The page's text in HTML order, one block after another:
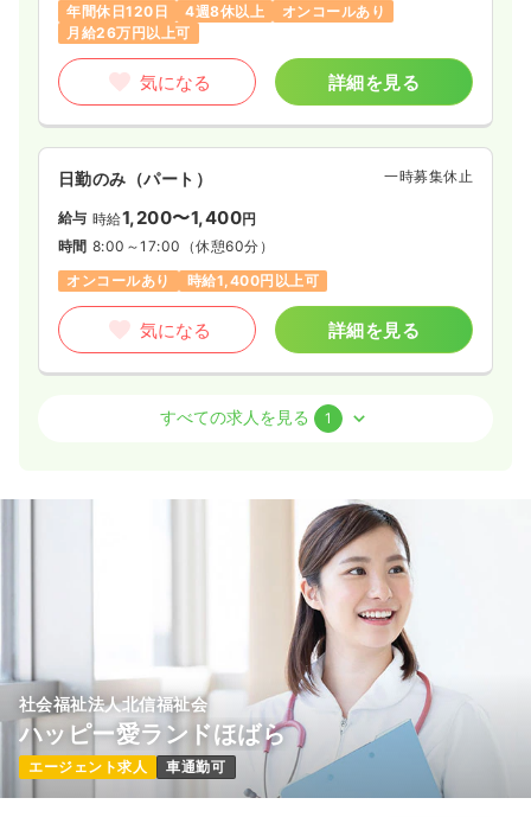
年間休日120日
4週8休以上
オンコールあり
月給26万円以上可
気になる 詳細を見る
日勤のみ（パート） 一時募集休止
給与 時給1,200〜1,400円
時間 8:00～17:00 （休憩60分）
オンコールあり
時給1,400円以上可
気になる 詳細を見る
介護・福祉系正看護師 / 管理職
オンコールあり
詳細を見る
すべての求人を見る 1
社会福祉法人北信福祉会
ハッピー愛ランドほばら
エージェント求人 車通勤可